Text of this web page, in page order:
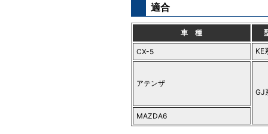
適合
車 種
CX-5 KE
アテンザ
GJ
MAZDA6